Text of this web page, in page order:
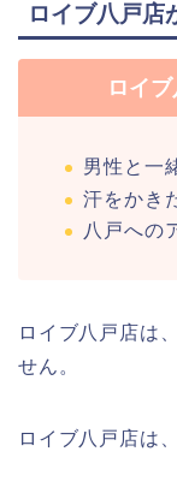
ロイブ八戸店
ロイ
男性と一
汗をかき
八戸への
ロイブ八戸店は
せん。
ロイブ八戸店は